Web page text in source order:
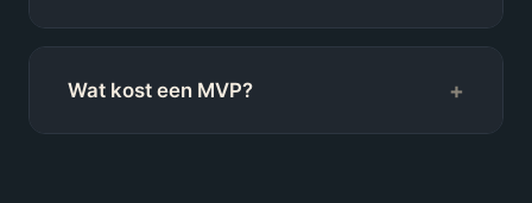
Wat kost een MVP? +